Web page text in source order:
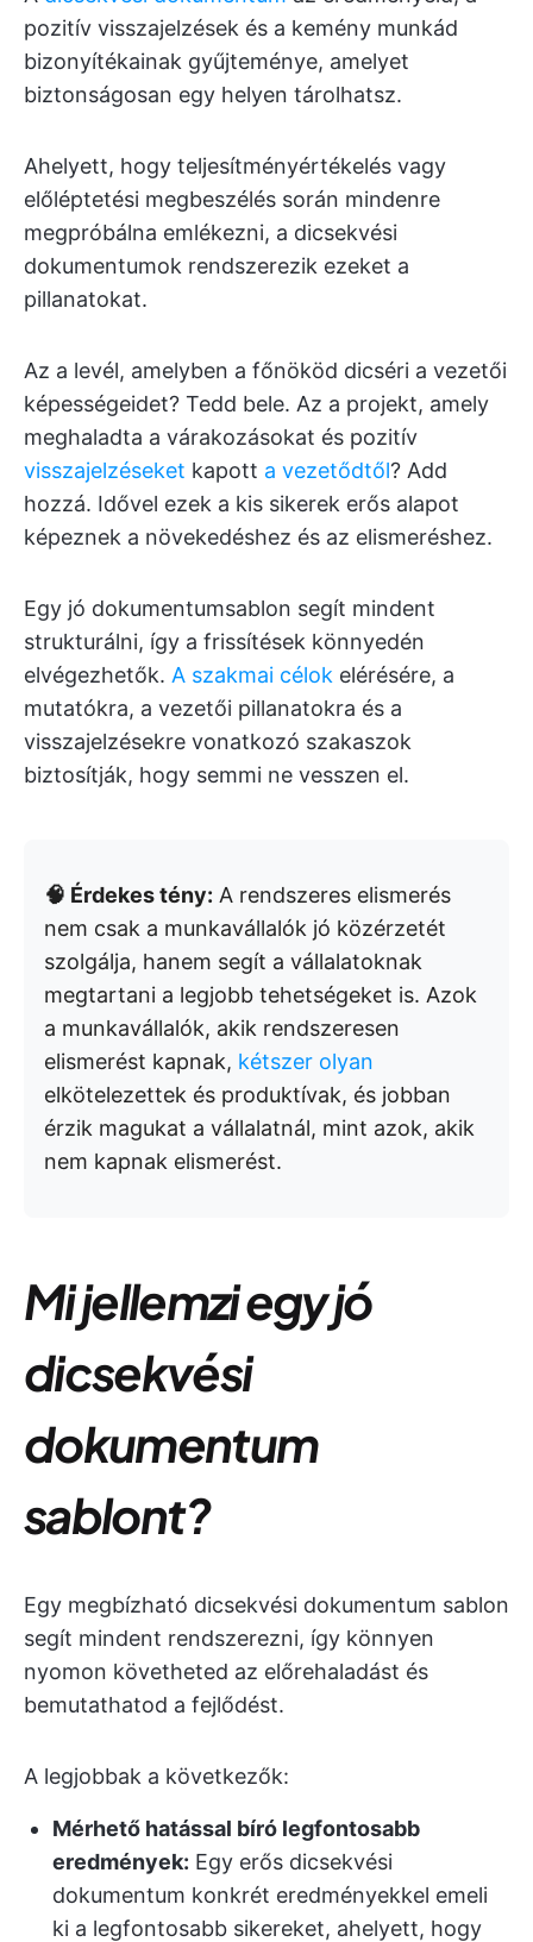
pozitív visszajelzések és a kemény munkád
bizonyítékainak gyűjteménye, amelyet
biztonságosan egy helyen tárolhatsz.
Ahelyett, hogy teljesítményértékelés vagy
előléptetési megbeszélés során mindenre
megpróbálna emlékezni, a dicsekvési
dokumentumok rendszerezik ezeket a
pillanatokat.
Az a levél, amelyben a főnököd dicséri a vezetői
képességeidet? Tedd bele. Az a projekt, amely
meghaladta a várakozásokat és pozitív
visszajelzéseket kapott a vezetődtől? Add
hozzá. Idővel ezek a kis sikerek erős alapot
képeznek a növekedéshez és az elismeréshez.
Egy jó dokumentumsablon segít mindent
strukturálni, így a frissítések könnyedén
elvégezhetők. A szakmai célok elérésére, a
mutatókra, a vezetői pillanatokra és a
visszajelzésekre vonatkozó szakaszok
biztosítják, hogy semmi ne vesszen el.
🧠 Érdekes tény: A rendszeres elismerés
nem csak a munkavállalók jó közérzetét
szolgálja, hanem segít a vállalatoknak
megtartani a legjobb tehetségeket is. Azok
a munkavállalók, akik rendszeresen
elismerést kapnak, kétszer olyan
elkötelezettek és produktívak, és jobban
érzik magukat a vállalatnál, mint azok, akik
nem kapnak elismerést.
Mi jellemzi egy jó
dicsekvési
dokumentum
sablont?
Egy megbízható dicsekvési dokumentum sablon
segít mindent rendszerezni, így könnyen
nyomon követheted az előrehaladást és
bemutathatod a fejlődést.
A legjobbak a következők:
Mérhető hatással bíró legfontosabb
eredmények: Egy erős dicsekvési
dokumentum konkrét eredményekkel emeli
ki a legfontosabb sikereket, ahelyett, hogy